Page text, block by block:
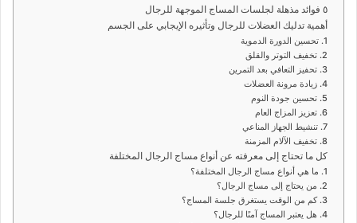
٥ فوائد مذهلة لجلسات المساج الموجهة للرجال
أهمية تدليك العضلات للرجال وتأثيره الإيجابي على الجسم
1. تحسين الدورة الدموية
2. تخفيف التوتر والقلق
3. تحفيز التعافي بعد التمرين
4. زيادة مرونة العضلات
5. تحسين جودة النوم
6. تعزيز المزاج العام
7. تنشيط الجهاز المناعي
8. تخفيف الآلام المزمنة
كل ما تحتاج إلى معرفته عن أنواع مساج الرجال المختلفة
1. ما هي أنواع مساج الرجال المختلفة؟
2. من يحتاج إلى مساج الرجال؟
3. كم من الوقت يستغرق جلسة المساج؟
4. هل يعتبر المساج آمنًا للرجال؟